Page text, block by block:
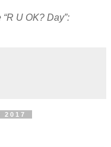
U OK? Day”: